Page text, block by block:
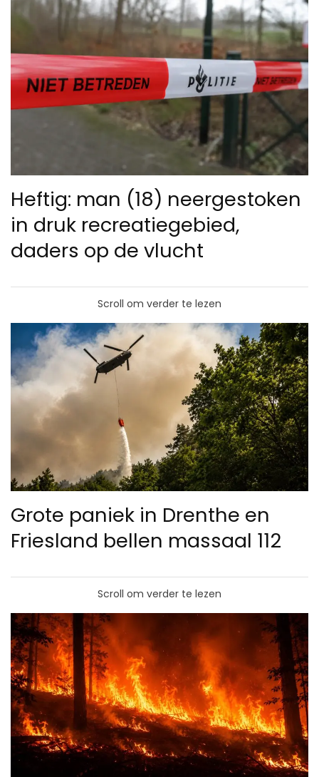
Heftig: man (18) neergestoken
in druk recreatiegebied,
daders op de vlucht
Scroll om verder te lezen
Grote paniek in Drenthe en
Friesland bellen massaal 112
Scroll om verder te lezen